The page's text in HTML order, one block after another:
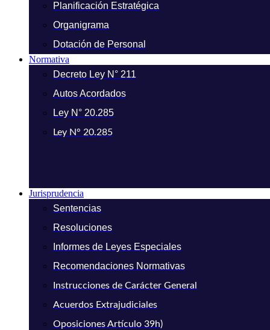
Planificación Estratégica
Organigrama
Dotación de Personal
Normativa
Decreto Ley N° 211
Autos Acordados
Ley N° 20.285
Ley N° 20.285
Jurisprudencia
Sentencias
Resoluciones
Informes de Leyes Especiales
Recomendaciones Normativas
Instrucciones de Carácter General
Acuerdos Extrajudiciales
Oposiciones Artículo 39h)